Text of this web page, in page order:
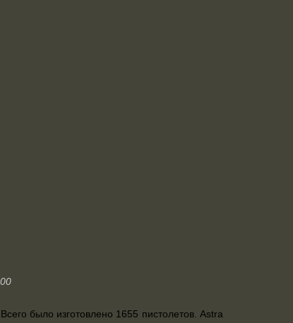
было изготовлено 1655 пистолетов. Astra